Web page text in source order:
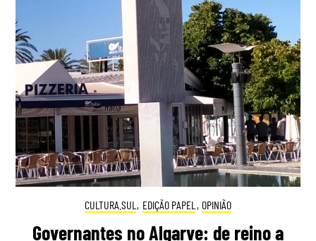
CULTURA.SUL , EDIÇÃO PAPEL , OPINIÃO
Governantes no Algarve: de reino a